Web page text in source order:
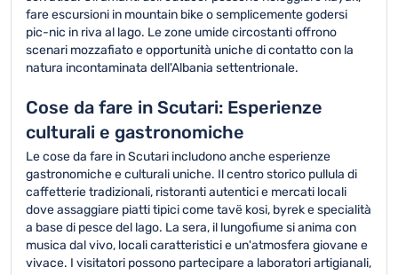
fare escursioni in mountain bike o semplicemente godersi
pic-nic in riva al lago. Le zone umide circostanti offrono
scenari mozzafiato e opportunità uniche di contatto con la
natura incontaminata dell'Albania settentrionale.
Cose da fare in Scutari: Esperienze
culturali e gastronomiche
Le cose da fare in Scutari includono anche esperienze
gastronomiche e culturali uniche. Il centro storico pullula di
caffetterie tradizionali, ristoranti autentici e mercati locali
dove assaggiare piatti tipici come tavë kosi, byrek e specialità
a base di pesce del lago. La sera, il lungofiume si anima con
musica dal vivo, locali caratteristici e un'atmosfera giovane e
vivace. I visitatori possono partecipare a laboratori artigianali,